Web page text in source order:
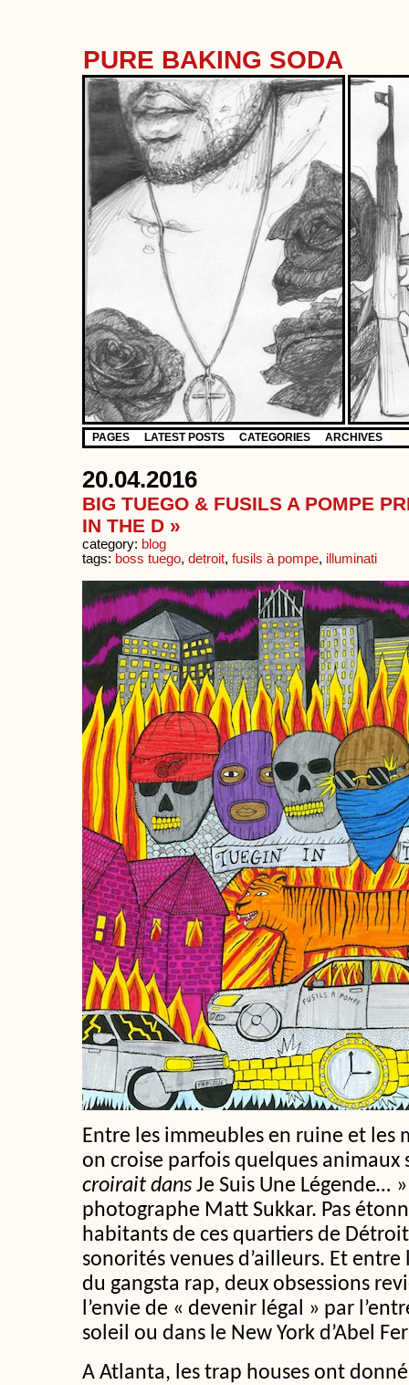
PURE BAKING SODA
PAGES LATEST POSTS CATEGORIES ARCHIVES
20.04.2016
BIG TUEGO & FUSILS A POMPE
IN THE D »
category: blog
tags: boss tuego, detroit, fusils à pompe, illuminati
Entre les immeubles en ruine et les
on croise parfois quelques animaux
croirait dans Je Suis Une Légende…
photographe Matt Sukkar. Pas
habitants de ces quartiers de
sonorités venues d’ailleurs. Et entre
du gangsta rap, deux obsessions
l’envie de « devenir légal » par
soleil ou dans le New York d’Abel
A Atlanta, les trap houses ont